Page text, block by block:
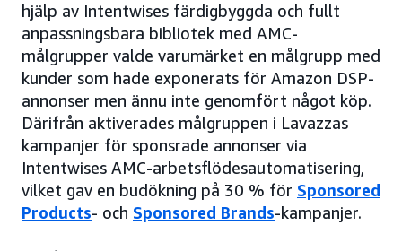
hjälp av Intentwises färdigbyggda och fullt
anpassningsbara bibliotek med AMC-
målgrupper valde varumärket en målgrupp med
kunder som hade exponerats för Amazon DSP-
annonser men ännu inte genomfört något köp.
Därifrån aktiverades målgruppen i Lavazzas
kampanjer för sponsrade annonser via
Intentwises AMC-arbetsflödesautomatisering,
vilket gav en budökning på 30 % för Sponsored
Products- och Sponsored Brands-kampanjer.